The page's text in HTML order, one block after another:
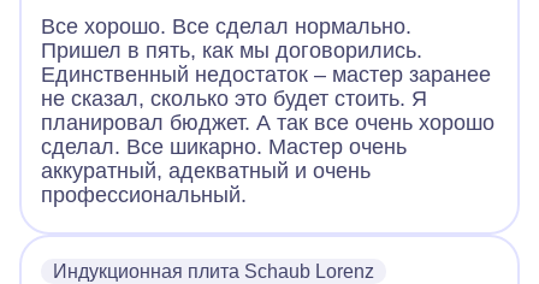
Все хорошо. Все сделал нормально.
Пришел в пять, как мы договорились.
Единственный недостаток – мастер заранее
не сказал, сколько это будет стоить. Я
планировал бюджет. А так все очень хорошо
сделал. Все шикарно. Мастер очень
аккуратный, адекватный и очень
профессиональный.
Индукционная плита Schaub Lorenz